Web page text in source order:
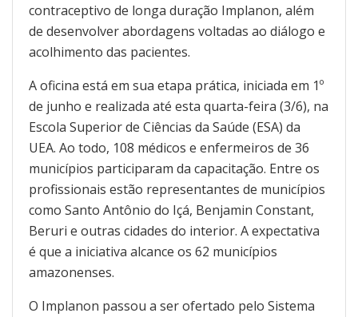
contraceptivo de longa duração Implanon, além
de desenvolver abordagens voltadas ao diálogo e
acolhimento das pacientes.
A oficina está em sua etapa prática, iniciada em 1º
de junho e realizada até esta quarta-feira (3/6), na
Escola Superior de Ciências da Saúde (ESA) da
UEA. Ao todo, 108 médicos e enfermeiros de 36
municípios participaram da capacitação. Entre os
profissionais estão representantes de municípios
como Santo Antônio do Içá, Benjamin Constant,
Beruri e outras cidades do interior. A expectativa
é que a iniciativa alcance os 62 municípios
amazonenses.
O Implanon passou a ser ofertado pelo Sistema